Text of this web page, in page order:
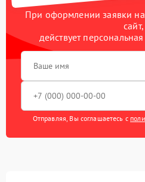
При оформлении заявки
сайт,
действует
Отправляя, Вы соглашаетесь с